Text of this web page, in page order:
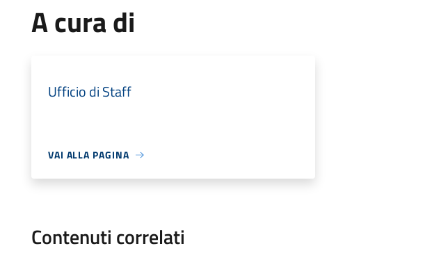
A cura di
Ufficio di Staff
VAI ALLA PAGINA
Contenuti correlati